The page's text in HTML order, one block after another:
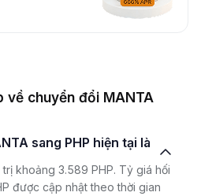
về chuyển đổi MANTA
khoảng 3.589 PHP. Tỷ giá hối
được cập nhật theo thời gian